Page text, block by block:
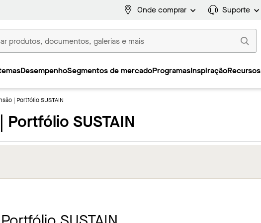
Onde comprar Suporte
DesempenhoSegmentos de mercadoProgramasInspiraçãoRecursos
| Portfólio SUSTAIN
SUSTAIN